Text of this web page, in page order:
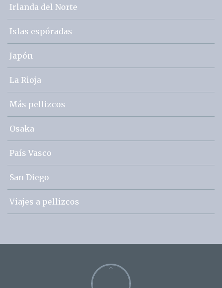
Irlanda del Norte
Islas espóradas
Japón
La Rioja
Más pellizcos
Osaka
País Vasco
San Diego
Viajes a pellizcos